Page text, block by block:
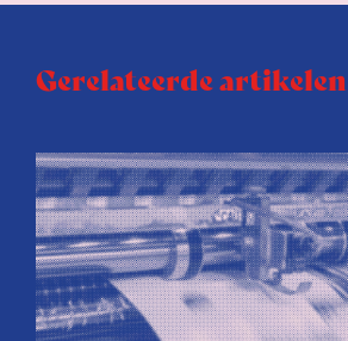
Gerelateerde artikelen